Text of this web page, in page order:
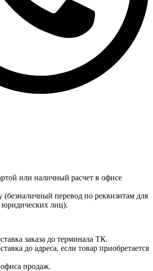
или наличный расчет в офисе
(безналичный перевод по реквизитам для
лиц).
заказа до терминала ТК.
до адреса, если товар приобретается
продаж.